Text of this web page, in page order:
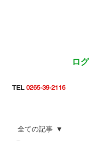
ロ
TEL0265-39-2116
全ての記事